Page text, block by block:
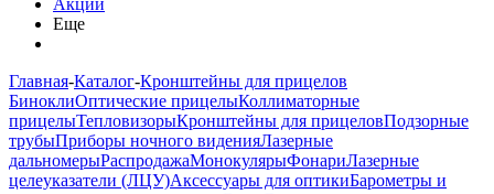
Акции
Еще
Главная-Каталог-Кронштейны для прицелов
БиноклиОптические прицелыКоллиматорные
прицелыТепловизорыКронштейны для прицеловПодзорные
трубыПриборы ночного виденияЛазерные
дальномерыРаспродажаМонокулярыФонариЛазерные
целеуказатели (ЛЦУ)Аксессуары для оптикиБарометры и